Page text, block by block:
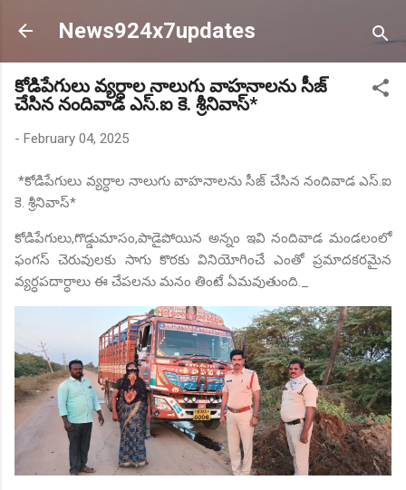
Skip to main content
News924x7updates
కోడిపేగులు వ్యర్ధాల నాలుగు వాహనాలను సీజ్
చేసిన నందివాడ ఎస్.ఐ కె. శ్రీనివాస్*
- February 04, 2025
*కోడిపేగులు వ్యర్ధాల నాలుగు వాహనాలను సీజ్ చేసిన నందివాడ ఎస్.ఐ
కె. శ్రీనివాస్*
కోడిపేగులు,గొడ్డుమాసం,పాడైపోయిన అన్నం ఇవి నందివాడ మండలంలో
ఫంగస్ చెరువులకు సాగు కొరకు వినియోగించే ఎంతో ప్రమాదకరమైన
వ్యర్ధపదార్ధాలు ఈ చేపలను మనం తింటే ఏమవుతుంది._